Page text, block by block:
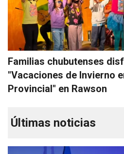
Familias chubutenses
"Vacaciones de Invierno
Provincial" en Rawson
Últimas noticias